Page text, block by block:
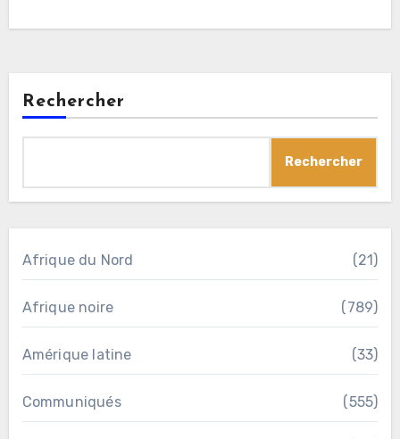
Rechercher
Rechercher
Afrique du Nord (21)
Afrique noire (789)
Amérique latine (33)
Communiqués (555)